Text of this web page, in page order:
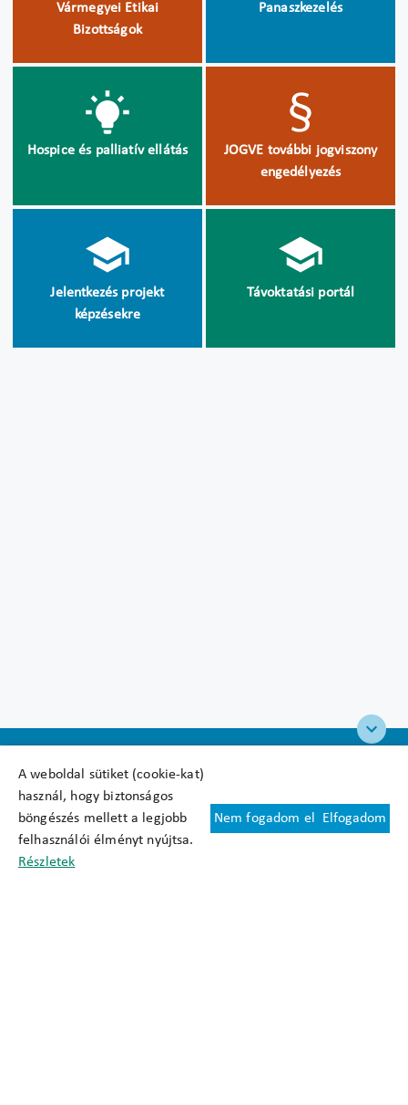
A weboldal sütiket (cookie-kat)
használ, hogy biztonságos
böngészés mellett a legjobb
felhasználói élményt nyújtsa.
Részletek
Nem fogadom el Elfogadom
Vármegyei Etikai
Bizottságok
Panaszkezelés
Hospice és palliatív ellátás
JOGVE további jogviszony
engedélyezés
Jelentkezés projekt
képzésekre
Távoktatási portál
Felhasználási feltételek